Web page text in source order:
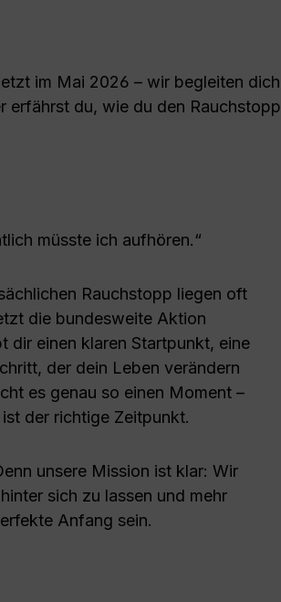
im Mai 2026 – wir begleiten dich
erfährst du, wie du den Rauchstopp
müsste ich aufhören.“
Rauchstopp liegen oft
die bundesweite Aktion
dir einen klaren Startpunkt, eine
der dein Leben verändern
es genau so einen Moment –
der richtige Zeitpunkt.
unsere Mission ist klar: Wir
sich zu lassen und mehr
Anfang sein.